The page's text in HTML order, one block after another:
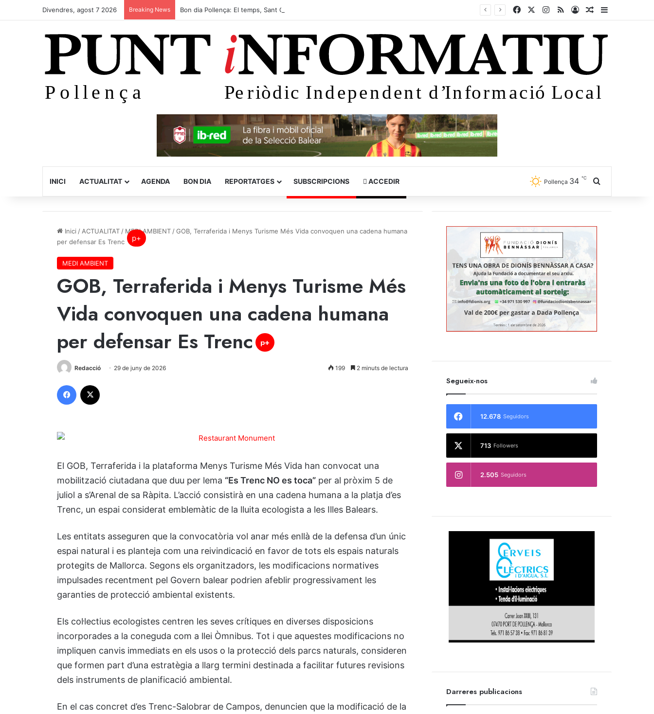
Divendres, agost 7 2026 Breaking News Bon dia Pollença: El temps, Sant Gaietà i l’actualitat d’avui 7 d’agost FacebookInstagram
RSSIniciar sessió
Article aleatori
Sidebar
INICI ACTUALITAT AGENDA BON DIA REPORTATGES SUBSCRIPCIONS ACCEDIR Pollença 34 ℃
Inici / ACTUALITAT / MEDI AMBIENT /GOB, Terraferida i Menys Turisme Més Vida convoquen una cadena humana
per defensar Es Trenc
p+
MEDI AMBIENT
GOB, Terraferida i Menys Turisme Més
Vida convoquen una cadena humana
per defensar Es Trenc
p+
Redacció 29 de juny de 2026 199 2 minuts de lectura
Facebook
El GOB, Terraferida i la plataforma Menys Turisme Més Vida han convocat una
mobilització ciutadana que duu per lema “Es Trenc NO es toca” per al pròxim 5 de
juliol a s’Arenal de sa Ràpita. L’acció consistirà en una cadena humana a la platja d’es
Trenc, un espai considerat emblemàtic de la lluita ecologista a les Illes Balears.
Les entitats asseguren que la convocatòria vol anar més enllà de la defensa d’un únic
espai natural i es planteja com una reivindicació en favor de tots els espais naturals
protegits de Mallorca. Segons els organitzadors, les modificacions normatives
impulsades recentment pel Govern balear podrien afeblir progressivament les
garanties de protecció ambiental existents.
Els col·lectius ecologistes centren les seves crítiques en diverses disposicions
incorporades a la coneguda com a llei Òmnibus. Tot i que aquestes modificacions no
impliquen canvis immediats en els usos o la protecció dels parcs naturals, consideren
que formen part d’una estratègia a llarg termini destinada a facilitar futures revisions
dels instruments de planificació ambiental.
En el cas concret d’es Trenc-Salobrar de Campos, denuncien que la modificació de la
Segueix-nos
12.678 Seguidors
713 Followers
2.505 Seguidors
Darreres publicacions